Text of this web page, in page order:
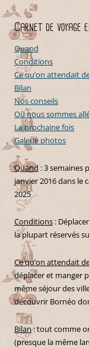
Carnet de voyage
Quand
Conditions
Ce qu’on attendait
Bilan
Nos conseils
Où nous sommes
La prochaine fois
Galerie photos
Quand : 3 semaines
janvier 2016 dans le
2025
Conditions :
la plupart réservés
Ce qu’on attendait
déplacer et manger
même séjour des
découvrir Bornéo
Bilan: tout comme
(presque la même